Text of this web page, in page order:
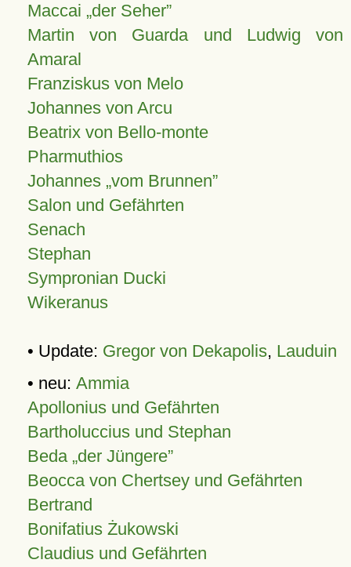
Maccai „der Seher”
Martin von Guarda und Ludwig von
Amaral
Franziskus von Melo
Johannes von Arcu
Beatrix von Bello-monte
Pharmuthios
Johannes vom Brunnen
Salon und Gefährten
Senach
Stephan
Sympronian Ducki
Wikeranus
• Update: Gregor von Dekapolis, Lauduin
• neu: Ammia
Apollonius und Gefährten
Bartholuccius und Stephan
Beda „der Jüngere”
Beocca von Chertsey und Gefährten
Bertrand
Bonifatius Żukowski
Claudius und Gefährten